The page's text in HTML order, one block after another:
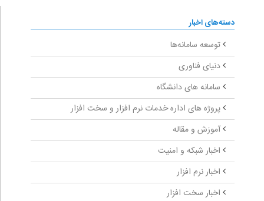
دسته‌های اخبار
توسعه سامانه‌ها
دنیای فناوری
سامانه های دانشگاه
پروژه های اداره خدمات نرم افزار و سخت افزار
آموزش و مقاله
اخبار شبکه و امنیت
اخبار نرم افزار
اخبار سخت افزار